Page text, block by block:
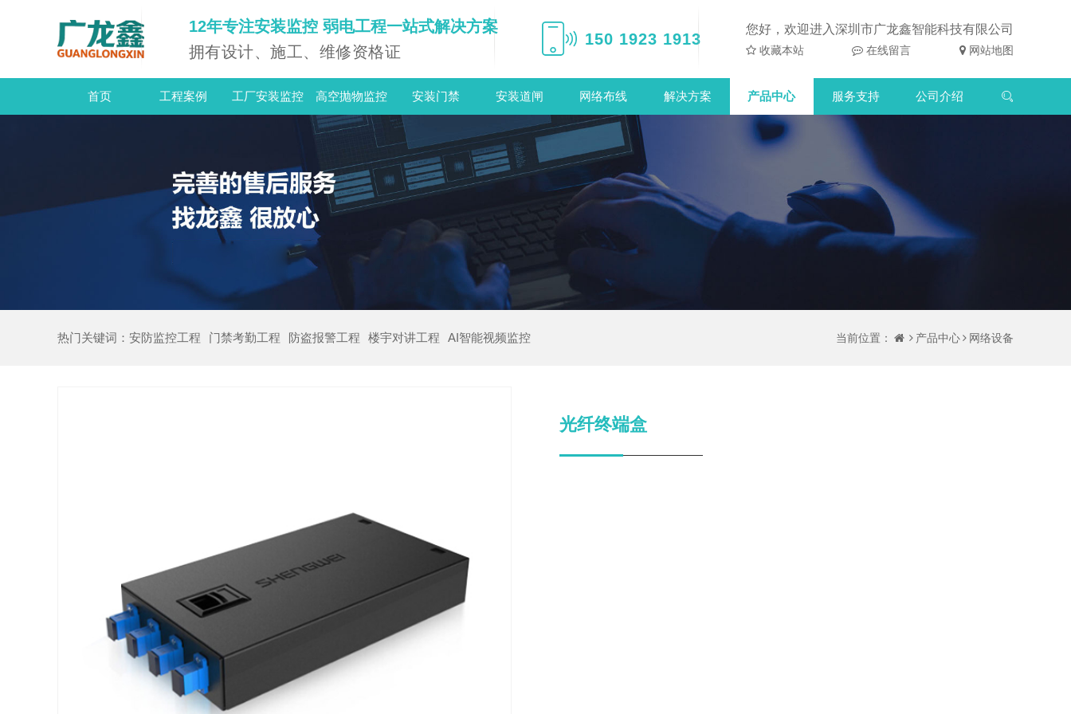
12年专注安装监控 弱电工程一站式解决方案
拥有设计、施工、维修资格证
150 1923 1913
您好，欢迎进入深圳市广龙鑫智能科技有限公司
收藏本站 在线留言 网站地图
首页 工程案例 工厂安装监控 高空抛物监控 安装门禁 安装道闸 网络布线 解决方案 产品中心 服务支持 公司介绍
热门关键词： 安防监控工程 门禁考勤工程 防盗报警工程 楼宇对讲工程 AI智能视频监控 当前位置： 产品中心 网络设备
光纤终端盒